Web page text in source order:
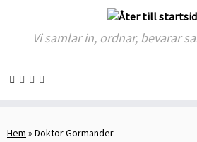
to
Vi samlar in, ordnar, bevarar
Hem » Doktor Gormander